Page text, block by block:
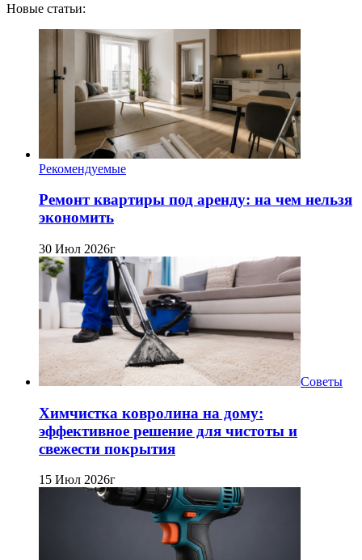
Новые статьи:
Рекомендуемые
Ремонт квартиры под аренду: на чем нельзя
экономить
30 Июл 2026г
Советы
Химчистка ковролина на дому:
эффективное решение для чистоты и
свежести покрытия
15 Июл 2026г